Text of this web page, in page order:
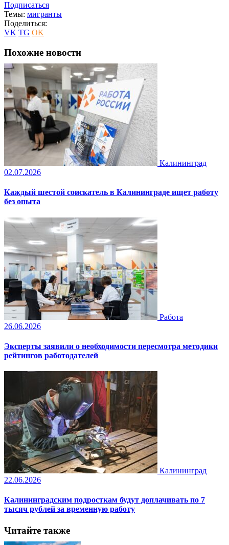
Подписаться
Темы: мигранты
Поделиться:
VK TG OK
Похожие новости
Калининград
02.07.2026
Каждый шестой соискатель в Калининграде ищет работу
без опыта
Работа
26.06.2026
Эксперты заявили о необходимости пересмотра методики
рейтингов работодателей
Калининград
22.06.2026
Калининградским подросткам будут доплачивать по 7
тысяч рублей за временную работу
Читайте также